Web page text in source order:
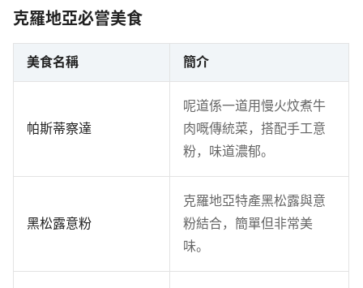
克羅地亞必嘗美食
美食名稱 簡介
帕斯蒂察達
呢道係一道用慢火炆煮牛
肉嘅傳統菜，搭配手工意
粉，味道濃郁。
黑松露意粉
克羅地亞特產黑松露與意
粉結合，簡單但非常美
味。